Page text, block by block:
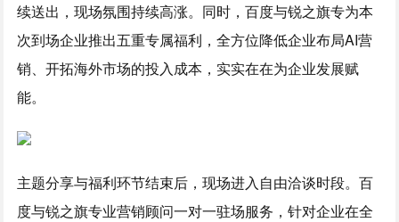
续送出，现场氛围持续高涨。同时，百度与锐之旗专为本
次到场企业推出五重专属福利，全方位降低企业布局AI营
销、开拓海外市场的投入成本，实实在在为企业发展赋
能。
主题分享与福利环节结束后，现场进入自由洽谈时段。百
度与锐之旗专业营销顾问一对一驻场服务，针对企业在全